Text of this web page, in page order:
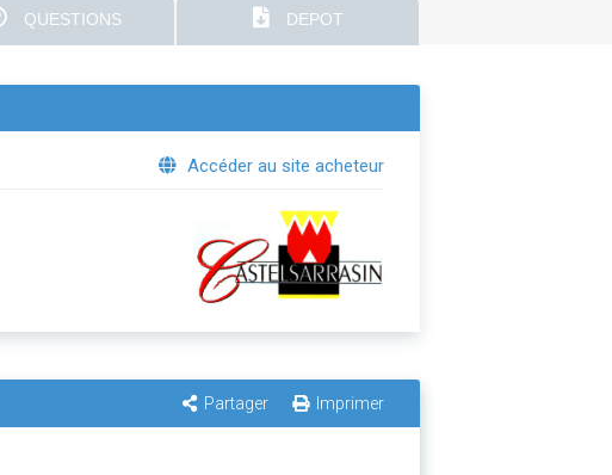
QUESTIONS DEPOT
Accéder au site acheteur
Partager Imprimer